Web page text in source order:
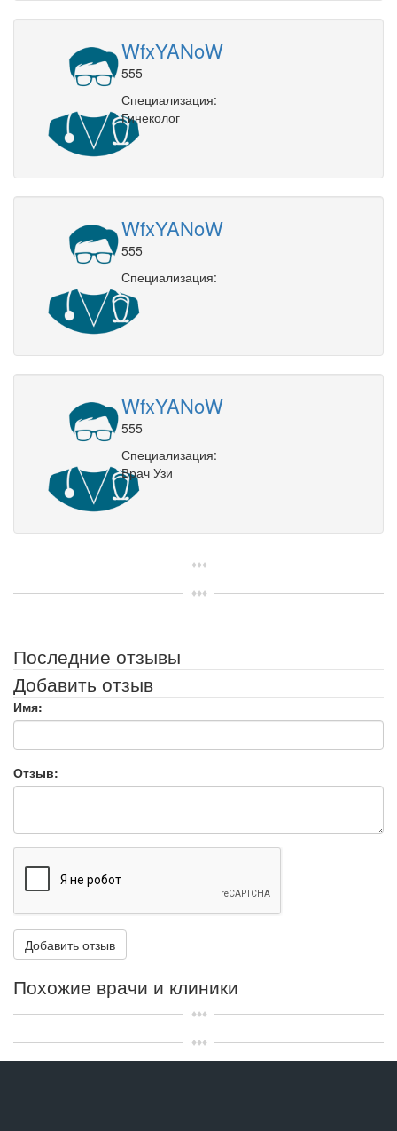
WfxYANoW
555
Специализация:
Гинеколог
WfxYANoW
555
Специализация:
WfxYANoW
555
Специализация:
Врач Узи
Последние отзывы
Добавить отзыв
Имя:
Отзыв:
Похожие врачи и клиники